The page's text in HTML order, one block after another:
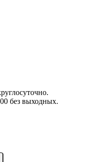
без выходных.